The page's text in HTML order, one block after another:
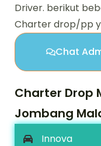
Driver. berikut
Charter drop/pp
Chat
Charter Drop
Jombang
Innova